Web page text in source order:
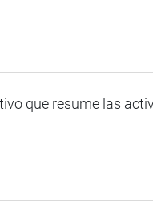
que resume las